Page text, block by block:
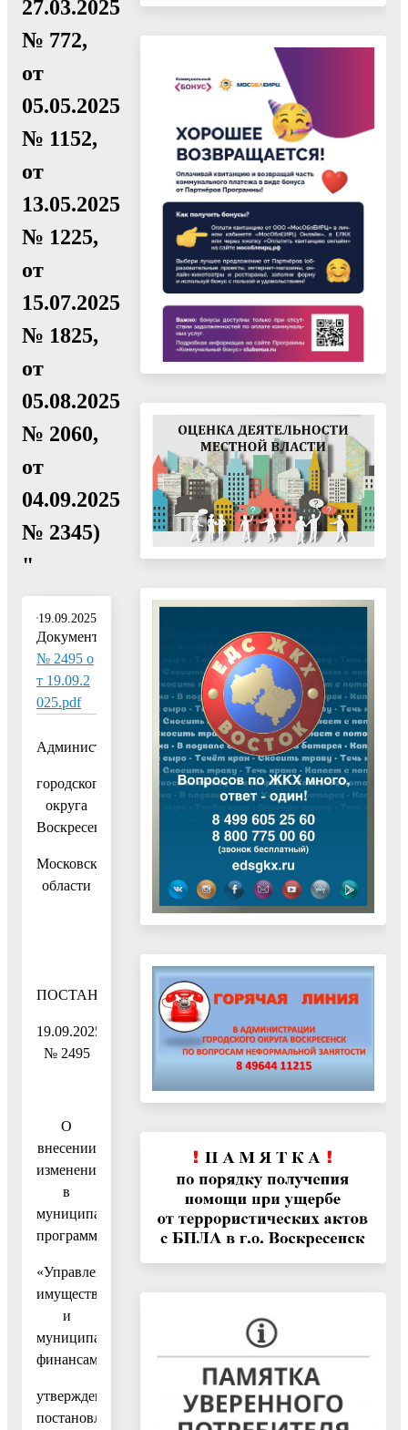
27.03.2025
№ 772,
от
05.05.2025
№ 1152,
от
13.05.2025
№ 1225,
от
15.07.2025
№ 1825,
от
05.08.2025
№ 2060,
от
04.09.2025
№ 2345)
"
19.09.2025
Документ:
№ 2495 о
т 19.09.2
025.pdf
Администрация
городского
округа
Воскресенск
Московской
области
ПОСТАНОВЛЕНИЕ
19.09.2025
№ 2495
О
внесении
изменений
в
муниципальную
программу
«Управление
имуществом
и
муниципальными
финансами»,
утвержденную
постановлением